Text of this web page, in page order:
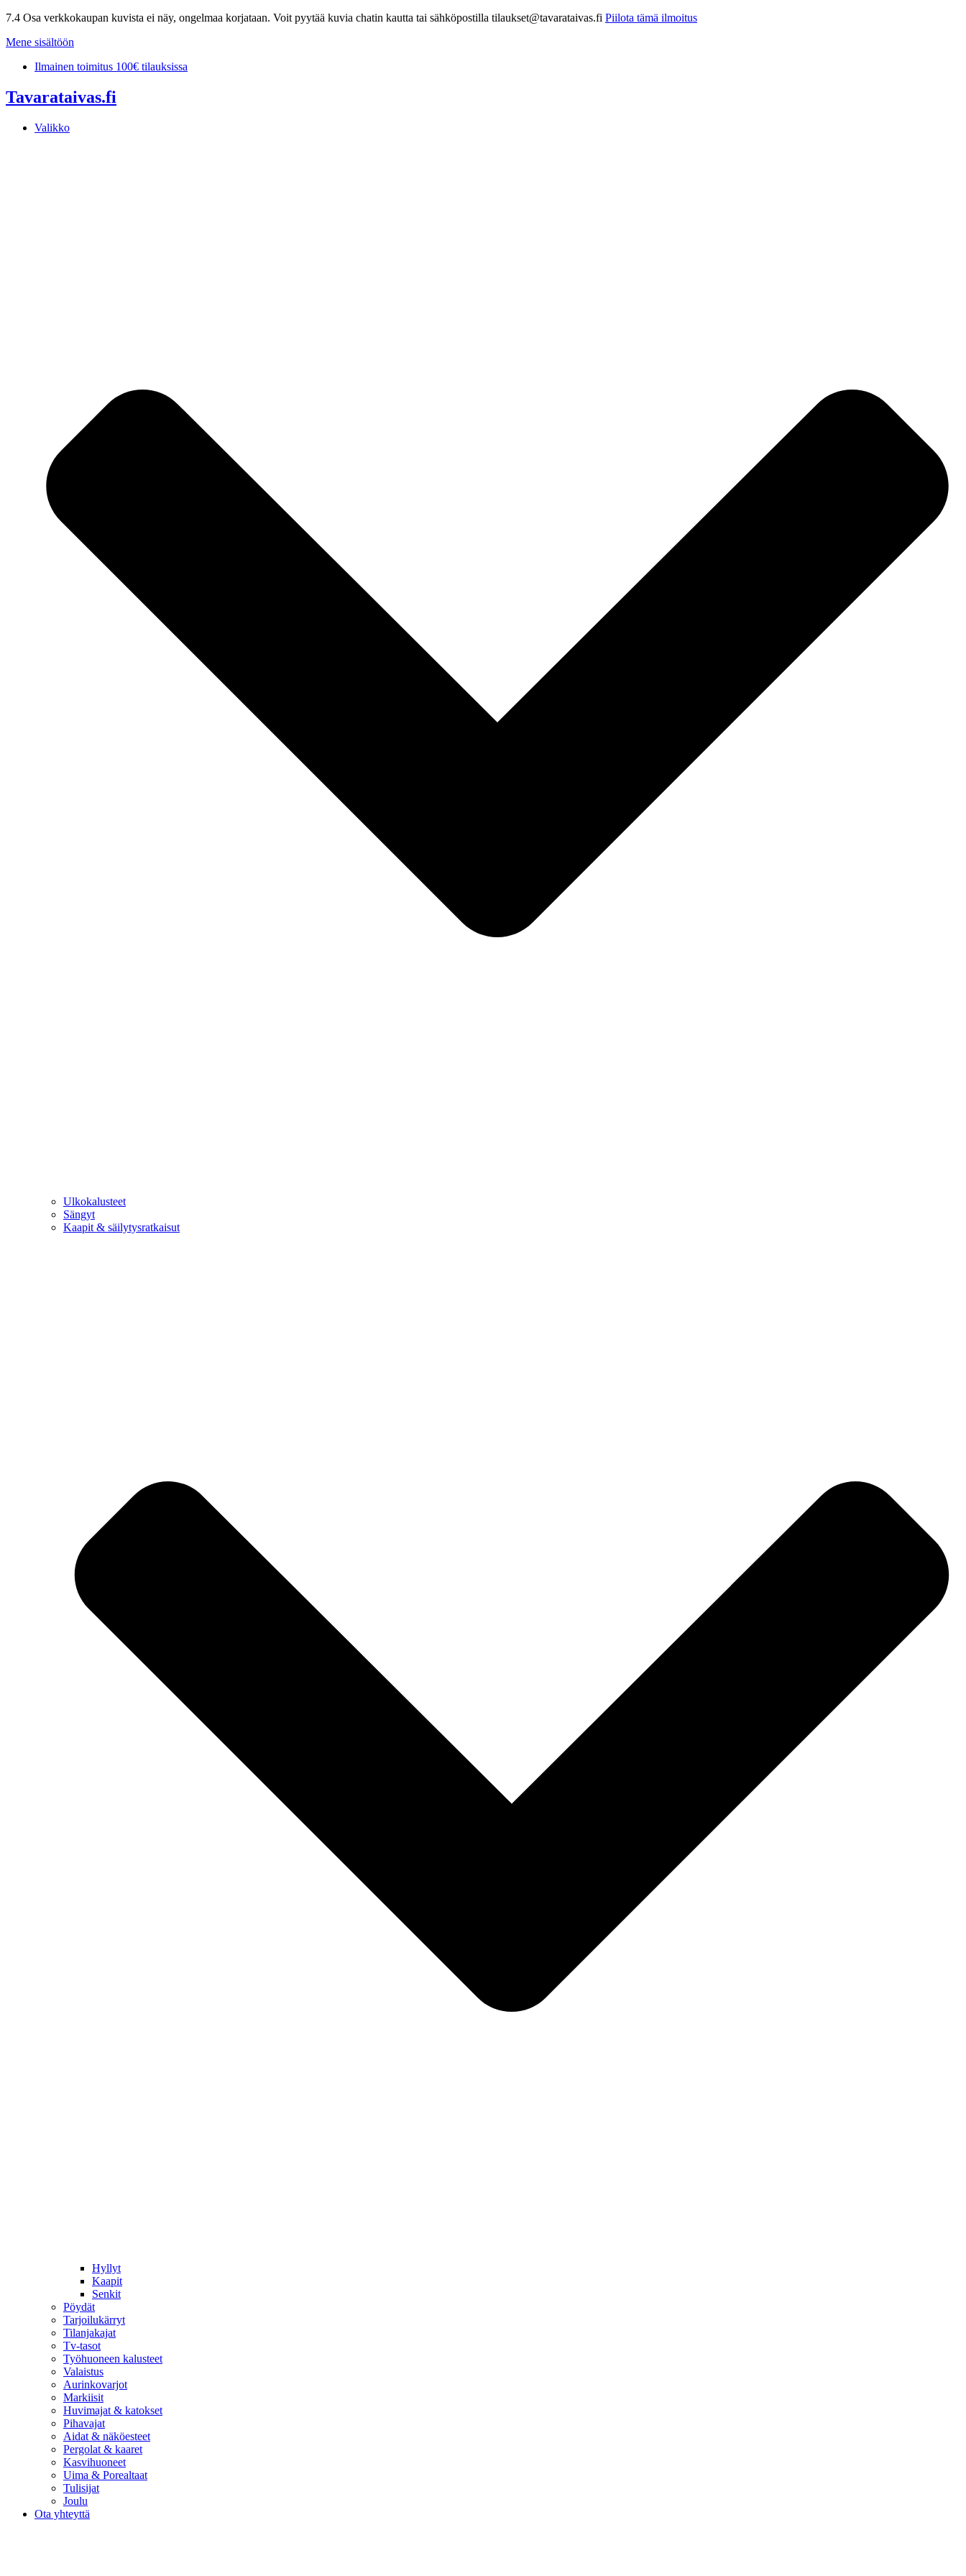
7.4 Osa verkkokaupan kuvista ei näy, ongelmaa korjataan. Voit pyytää kuvia chatin kautta tai sähköpostilla tilaukset@tavarataivas.fi Piilota tämä ilmoitus
Mene sisältöön
Ilmainen toimitus 100€ tilauksissa
Tavarataivas.fi
Valikko
Ulkokalusteet
Sängyt
Kaapit & säilytysratkaisut
Hyllyt
Kaapit
Senkit
Pöydät
Tarjoilukärryt
Tilanjakajat
Tv-tasot
Työhuoneen kalusteet
Valaistus
Aurinkovarjot
Markiisit
Huvimajat & katokset
Pihavajat
Aidat & näköesteet
Pergolat & kaaret
Kasvihuoneet
Uima & Porealtaat
Tulisijat
Joulu
Ota yhteyttä